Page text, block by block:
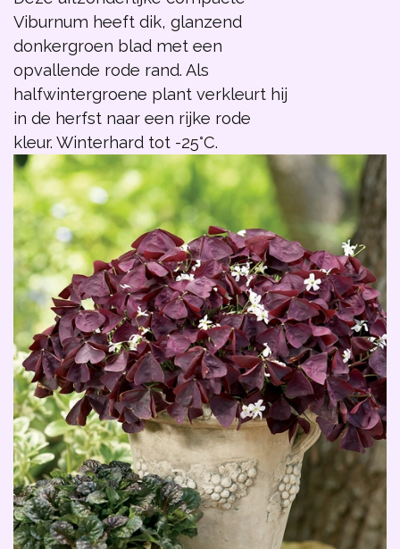
Viburnum heeft dik, glanzend
donkergroen blad met een
opvallende rode rand. Als
halfwintergroene plant verkleurt hij
in de herfst naar een rijke rode
kleur. Winterhard tot -25°C.